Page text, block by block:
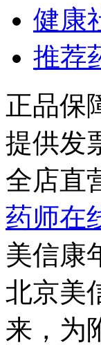
健康
推荐
正品保
提供发
全店直
药师在
美信康
北京美
来，为